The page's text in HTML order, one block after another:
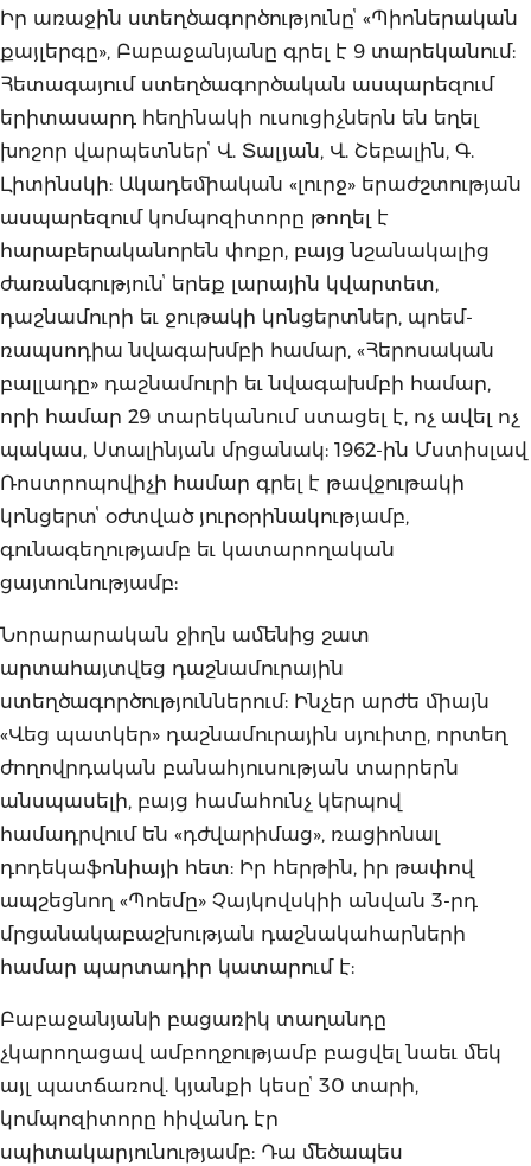
Իր առաջին ստեղծագործությունըՙ «Պիոներական
քայլերգը», Բաբաջանյանը գրել է 9 տարեկանում:
Հետագայում ստեղծագործական ասպարեզում
երիտասարդ հեղինակի ուսուցիչներն են եղել
խոշոր վարպետներՙ Վ. Տալյան, Վ. Շեբալին, Գ.
Լիտինսկի: Ակադեմիական «լուրջ» երաժշտության
ասպարեզում կոմպոզիտորը թողել է
հարաբերականորեն փոքր, բայց նշանակալից
ժառանգությունՙ երեք լարային կվարտետ,
դաշնամուրի եւ ջութակի կոնցերտներ, պոեմ-
ռապսոդիա նվագախմբի համար, «Հերոսական
բալլադը» դաշնամուրի եւ նվագախմբի համար,
որի համար 29 տարեկանում ստացել է, ոչ ավել ոչ
պակաս, Ստալինյան մրցանակ: 1962-ին Մստիսլավ
Ռոստրոպովիչի համար գրել է թավջութակի
կոնցերտՙ օժտված յուրօրինակությամբ,
գունագեղությամբ եւ կատարողական
ցայտունությամբ:
Նորարարական ջիղն ամենից շատ
արտահայտվեց դաշնամուրային
ստեղծագործություններում: Ինչեր արժե միայն
«Վեց պատկեր» դաշնամուրային սյուիտը, որտեղ
ժողովրդական բանահյուսության տարրերն
անսպասելի, բայց համահունչ կերպով
համադրվում են «դժվարիմաց», ռացիոնալ
դոդեկաֆոնիայի հետ: Իր հերթին, իր թափով
ապշեցնող «Պոեմը» Չայկովսկիի անվան 3-րդ
մրցանակաբաշխության դաշնակահարների
համար պարտադիր կատարում է:
Բաբաջանյանի բացառիկ տաղանդը
չկարողացավ ամբողջությամբ բացվել նաեւ մեկ
այլ պատճառով. կյանքի կեսըՙ 30 տարի,
կոմպոզիտորը հիվանդ էր
սպիտակարյունությամբ: Դա մեծապես